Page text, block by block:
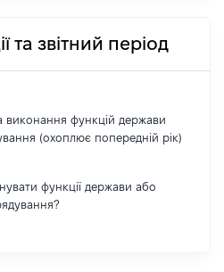
та звітний період
виконання функцій держави
(охоплює попередній рік)
функції держави або